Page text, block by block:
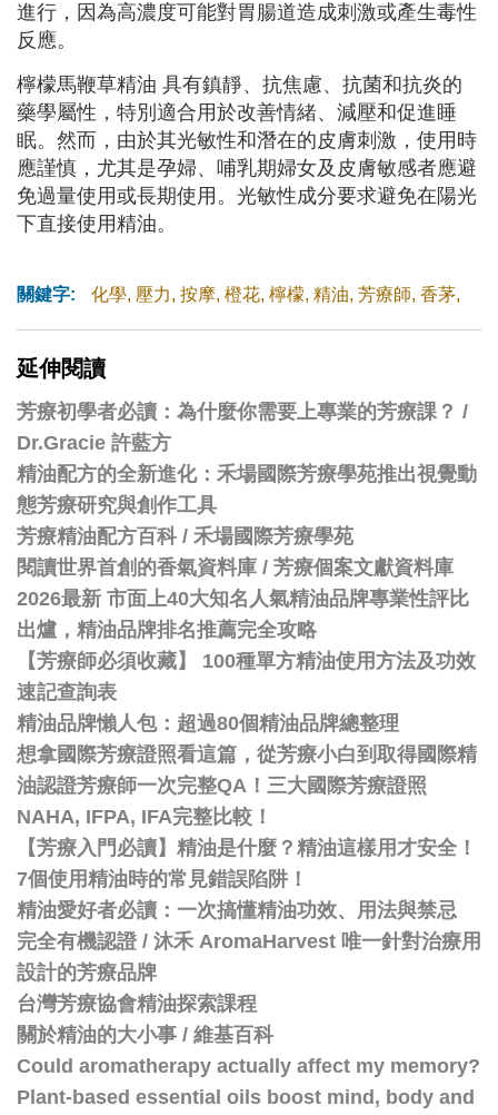
進行，因為高濃度可能對胃腸道造成刺激或產生毒性
反應。
檸檬馬鞭草精油 具有鎮靜、抗焦慮、抗菌和抗炎的
藥學屬性，特別適合用於改善情緒、減壓和促進睡
眠。然而，由於其光敏性和潛在的皮膚刺激，使用時
應謹慎，尤其是孕婦、哺乳期婦女及皮膚敏感者應避
免過量使用或長期使用。光敏性成分要求避免在陽光
下直接使用精油。
關鍵字: 化學, 壓力, 按摩, 橙花, 檸檬, 精油, 芳療師, 香茅,
延伸閱讀
芳療初學者必讀：為什麼你需要上專業的芳療課？ /
Dr.Gracie 許藍方
精油配方的全新進化：禾場國際芳療學苑推出視覺動
態芳療研究與創作工具
芳療精油配方百科 / 禾場國際芳療學苑
閱讀世界首創的香氣資料庫 / 芳療個案文獻資料庫
2026最新 市面上40大知名人氣精油品牌專業性評比
出爐，精油品牌排名推薦完全攻略
【芳療師必須收藏】 100種單方精油使用方法及功效
速記查詢表
精油品牌懶人包：超過80個精油品牌總整理
想拿國際芳療證照看這篇，從芳療小白到取得國際精
油認證芳療師一次完整QA！三大國際芳療證照
NAHA, IFPA, IFA完整比較！
【芳療入門必讀】精油是什麼？精油這樣用才安全！
7個使用精油時的常見錯誤陷阱！
精油愛好者必讀：一次搞懂精油功效、用法與禁忌
完全有機認證 / 沐禾 AromaHarvest 唯一針對治療用
設計的芳療品牌
台灣芳療協會精油探索課程
關於精油的大小事 / 維基百科
Could aromatherapy actually affect my memory?
Plant-based essential oils boost mind, body and